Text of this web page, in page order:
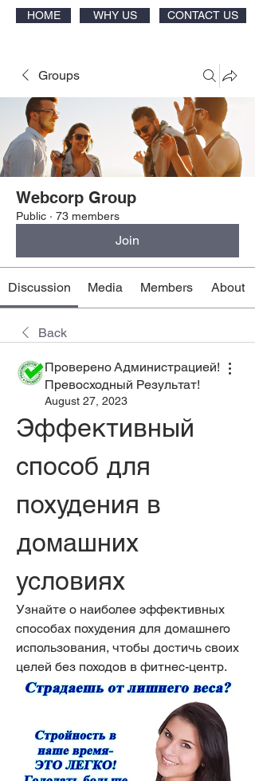
HOME WHY US CONTACT US
Groups
Webcorp Group
Public · 73 members
Join
Discussion Media Members About
Back
Проверено Администрацией!
Превосходный Результат!
August 27, 2023
Эффективный
способ для
похудения в
домашних
условиях
Узнайте о наиболее эффективных
способах похудения для домашнего
использования, чтобы достичь своих
целей без походов в фитнес-центр.